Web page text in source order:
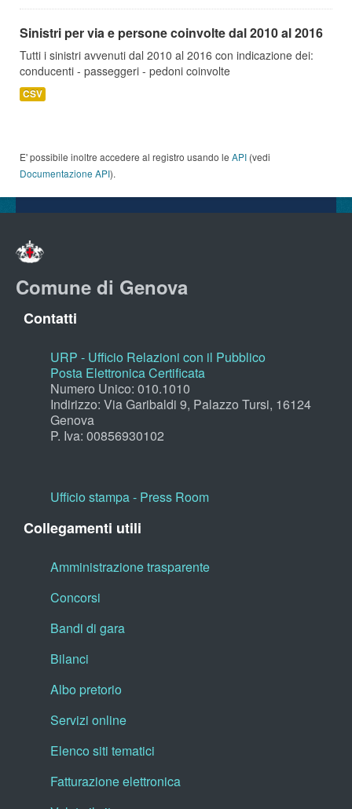
Sinistri per via e persone coinvolte dal 2010 al 2016
Tutti i sinistri avvenuti dal 2010 al 2016 con indicazione dei:
conducenti - passeggeri - pedoni coinvolte
CSV
E' possibile inoltre accedere al registro usando le API (vedi
Documentazione API).
Comune di Genova
Contatti
URP - Ufficio Relazioni con il Pubblico
Posta Elettronica Certificata
Numero Unico: 010.1010
Indirizzo: Via Garibaldi 9, Palazzo Tursi, 16124
Genova
P. Iva: 00856930102
Ufficio stampa - Press Room
Collegamenti utili
Amministrazione trasparente
Concorsi
Bandi di gara
Bilanci
Albo pretorio
Servizi online
Elenco siti tematici
Fatturazione elettronica